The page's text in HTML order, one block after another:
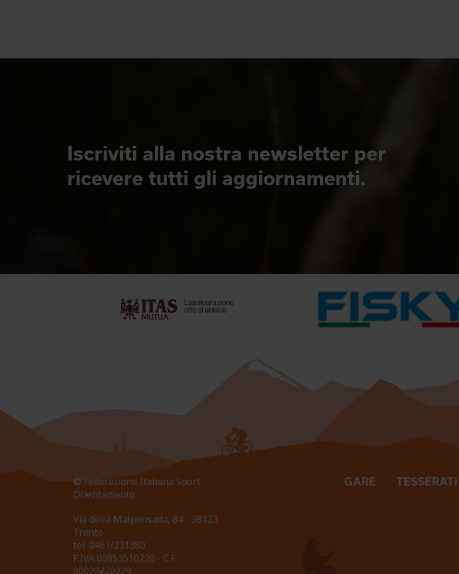
Iscriviti alla nostra newsletter per
ricevere tutti gli aggiornamenti.
© Federazione Italiana Sport
Orientamento
Via della Malpensada, 84 - 38123
Trento
tel. 0461/231380
P.IVA 00853510220 - C.F.
GARE TESSERATI